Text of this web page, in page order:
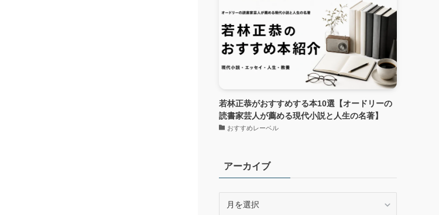
若林正恭がおすすめする本10選【オードリーの
読書家芸人が薦める現代小説と人生の名著】
おすすめレーベル
アーカイブ